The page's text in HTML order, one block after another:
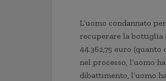
L’uomo condannato
recuperare la bottiglia
44.362,75 euro
nel processo, l’uomo
dibattimento, l’uomo